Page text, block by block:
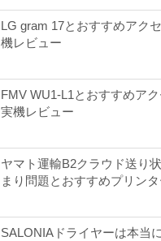
LG gram 17とおすすめアク
機レビュー
FMV WU1-L1とおすすめア
実機レビュー
ヤマト運輸B2クラウド送り
まり問題とおすすめプリン
SALONIAドライヤーは本当